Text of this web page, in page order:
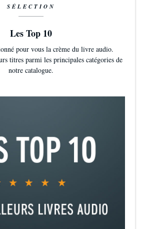
SÉLECTION
Les Top 10
pour vous la crème du livre audio.
titres parmi les principales catégories de
notre catalogue.